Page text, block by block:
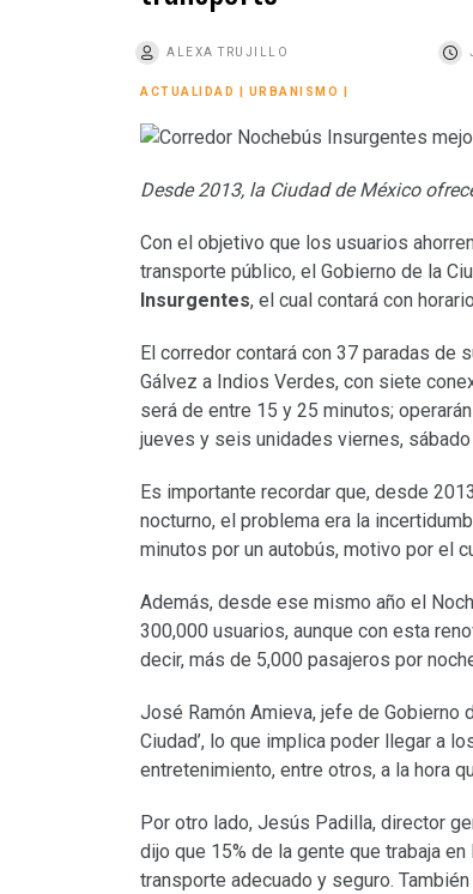
ALEXA TRUJILLO
ACTUALIDAD URBANISMO
Desde 2013, la Ciudad de México
Con el objetivo que los usuarios
transporte público, el Gobierno de la
Insurgentes, el cual contará con
El corredor contará con 37 paradas de
Gálvez a Indios Verdes, con siete
será de entre 15 y 25 minutos;
jueves y seis unidades viernes,
Es importante recordar que, desde
nocturno, el problema era la
minutos por un autobús, motivo por el
Además, desde ese mismo año el
300,000 usuarios, aunque con esta
decir, más de 5,000 pasajeros por
José Ramón Amieva, jefe de Gobierno
Ciudad’, lo que implica poder llegar a
entretenimiento, entre otros, a la hora
Por otro lado, Jesús Padilla, director
dijo que 15% de la gente que trabaja
transporte adecuado y seguro.